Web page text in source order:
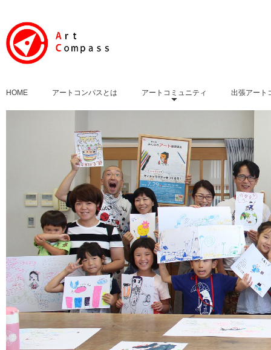
HOME アートコンパスとは アートコミュニティ 出張アート